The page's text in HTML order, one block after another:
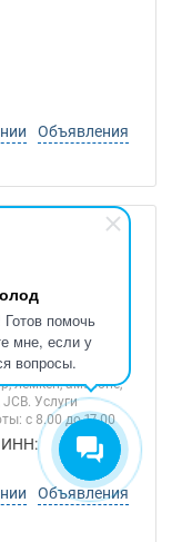
помочь
мне, если у
вопросы.
Объявления
лемкен, амазоне,
Услуги
с 8.00 до 17.00
ИНН:
Объявления